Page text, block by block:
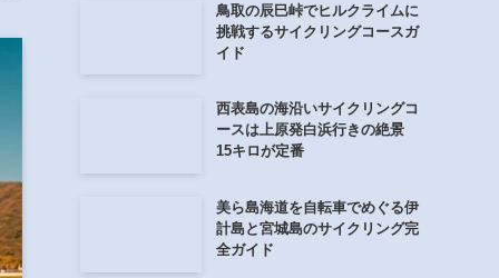
鳥取の辰巳峠でヒルクライムに
挑戦するサイクリングコースガ
イド
西表島の海沿いサイクリングコ
ースは上原発白浜行きの絶景
15キロが定番
美ら島海道を自転車でめぐる伊
計島と宮城島のサイクリング完
全ガイド